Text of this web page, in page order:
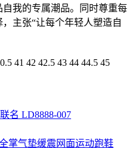
我的专属潮品。同时尊重每
主张“让每个年轻人塑造自
41 42 42.5 43 44 44.5 45
联名 LD8888-007
全掌气垫缓震网面运动跑鞋